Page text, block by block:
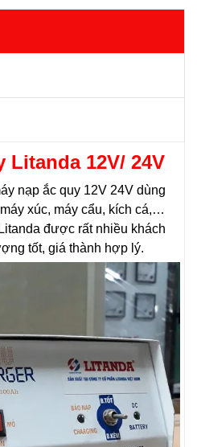
Litanda 12V/ 24V
nạp ắc quy 12V 24V dùng
xúc, máy cẩu, kích cá,…
được rất nhiều khách
tốt, giá thành hợp lý.